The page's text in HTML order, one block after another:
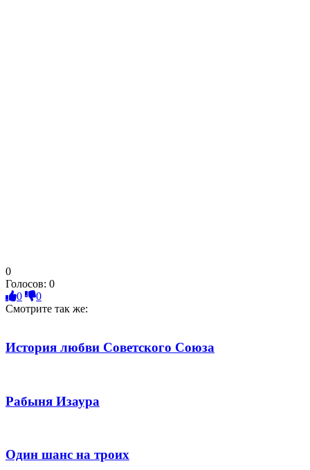
0
Голосов: 0
0
0
Смотрите так же:
История любви Советского Союза
Рабыня Изаура
Один шанс на троих